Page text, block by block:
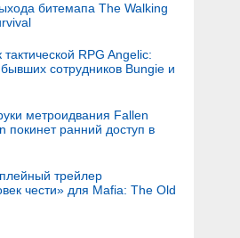
битемапа The Walking
RPG Angelic:
сотрудников Bungie и
метроидвания Fallen
покинет ранний доступ в
трейлер
чести» для Mafia: The Old